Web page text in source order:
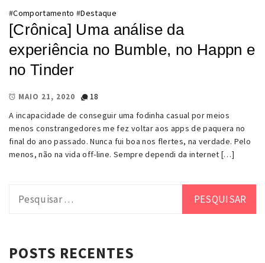
#Comportamento #Destaque
[Crônica] Uma análise da
experiência no Bumble, no Happn e
no Tinder
MAIO 21, 2020
18
A incapacidade de conseguir uma fodinha casual por meios
menos constrangedores me fez voltar aos apps de paquera no
final do ano passado. Nunca fui boa nos flertes, na verdade. Pelo
menos, não na vida off-line. Sempre dependi da internet […]
POSTS RECENTES